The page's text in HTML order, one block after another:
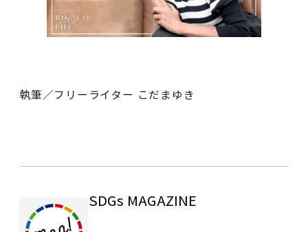
執筆／フリーライター こだまゆき
SDGs MAGAZINE